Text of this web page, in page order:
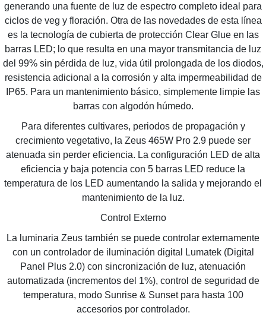
generando una fuente de luz de espectro completo ideal para
ciclos de veg y floración. Otra de las novedades de esta línea
es la tecnología de cubierta de protección Clear Glue en las
barras LED; lo que resulta en una mayor transmitancia de luz
del 99% sin pérdida de luz, vida útil prolongada de los diodos,
resistencia adicional a la corrosión y alta impermeabilidad de
IP65. Para un mantenimiento básico, simplemente limpie las
barras con algodón húmedo.
Para diferentes cultivares, periodos de propagación y
crecimiento vegetativo, la Zeus 465W Pro 2.9 puede ser
atenuada sin perder eficiencia. La configuración LED de alta
eficiencia y baja potencia con 5 barras LED reduce la
temperatura de los LED aumentando la salida y mejorando el
mantenimiento de la luz.
Control Externo
La luminaria Zeus también se puede controlar externamente
con un controlador de iluminación digital Lumatek (Digital
Panel Plus 2.0) con sincronización de luz, atenuación
automatizada (incrementos del 1%), control de seguridad de
temperatura, modo Sunrise & Sunset para hasta 100
accesorios por controlador.